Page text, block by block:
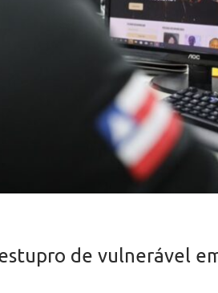
de vulnerável